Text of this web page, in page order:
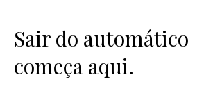
Sair do automático
começa aqui.